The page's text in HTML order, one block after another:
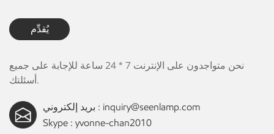
يُقدِّم
نحن متواجدون على الإنترنت 7 * 24 ساعة للإجابة على جميع
أسئلتك.
بريد إلكتروني : inquiry@seenlamp.com
Skype : yvonne-chan2010